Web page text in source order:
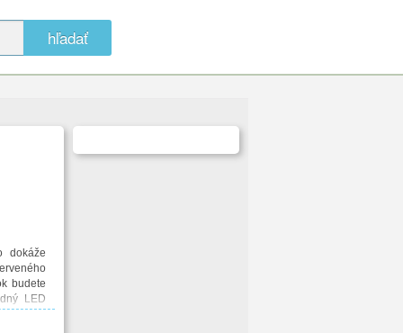
hľadať
dokáže
budete
LED